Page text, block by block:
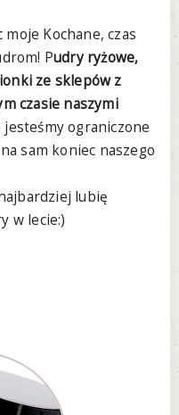
moje Kochane, czas
Pudry ryżowe,
ze sklepów z
czasie naszymi
jesteśmy ograniczone
sam koniec naszego
lubię
w lecie:)